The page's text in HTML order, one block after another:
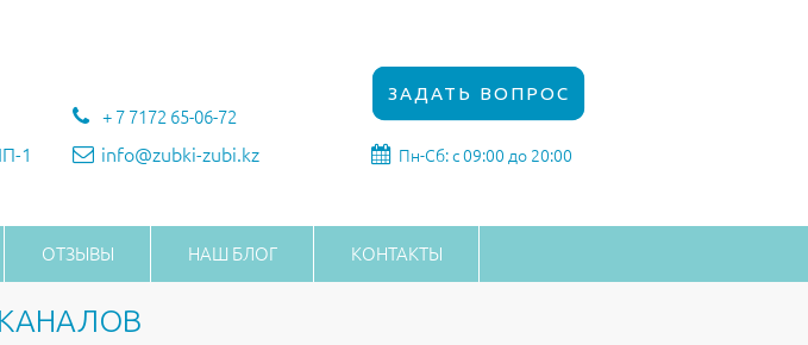
1
+ 7 7172 65-06-72
info@zubki-zubi.kz
ЗАДАТЬ ВОПРОС
Пн-Сб: с 09:00 до 20:00
ОТЗЫВЫ НАШ БЛОГ КОНТАКТЫ